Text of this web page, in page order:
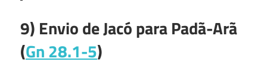
9) Envio de Jacó para Padã-Arã
(Gn 28.1-5)